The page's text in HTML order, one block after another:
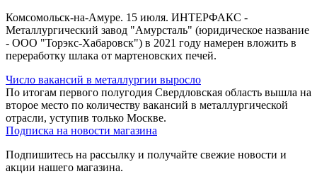
Комсомольск-на-Амуре. 15 июля. ИНТЕРФАКС -
Металлургический завод "Амурсталь" (юридическое название
- ООО "Торэкс-Хабаровск") в 2021 году намерен вложить в
переработку шлака от мартеновских печей.
Число вакансий в металлургии выросло
По итогам первого полугодия Свердловская область вышла на
второе место по количеству вакансий в металлургической
отрасли, уступив только Москве.
Подписка на новости магазина
Подпишитесь на рассылку и получайте свежие новости и
акции нашего магазина.